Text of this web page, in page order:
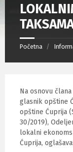
Početna
Na osnovu
glasnik opštine
opštine Ćuprija
30/2019),
lokalni
Ćuprija, oglašava: